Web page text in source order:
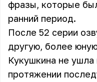
фразы, которые
ранний период.
После 52 серии
другую, более
Кукушкина не ушла
протяжении